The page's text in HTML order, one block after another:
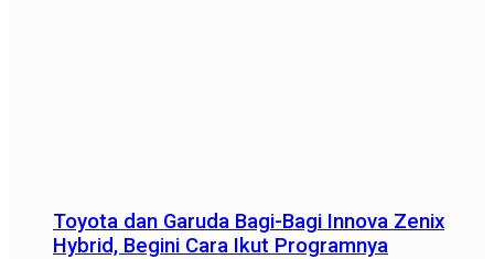
Toyota dan Garuda Bagi-Bagi Innova Zenix
Hybrid, Begini Cara Ikut Programnya